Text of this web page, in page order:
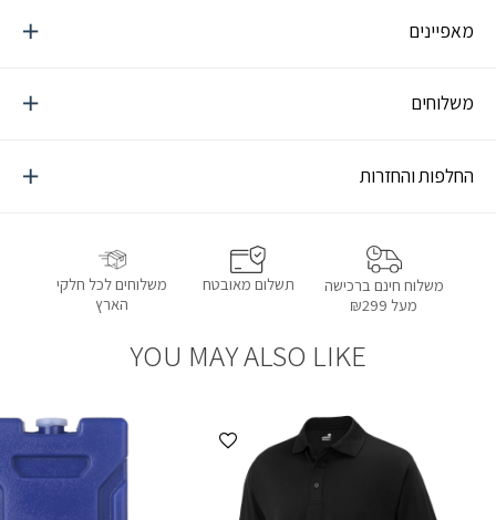
מאפיינים
משלוחים
החלפות והחזרות
משלוח חינם ברכישה
מעל ₪299
תשלום מאובטח
משלוחים לכל חלקי
הארץ
YOU MAY ALSO LIKE
הוספה למועדפים